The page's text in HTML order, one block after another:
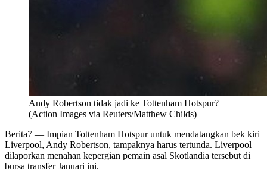
Andy Robertson tidak jadi ke Tottenham Hotspur?
(Action Images via Reuters/Matthew Childs)
Berita7 — Impian Tottenham Hotspur untuk mendatangkan bek kiri
Liverpool, Andy Robertson, tampaknya harus tertunda. Liverpool
dilaporkan menahan kepergian pemain asal Skotlandia tersebut di
bursa transfer Januari ini.